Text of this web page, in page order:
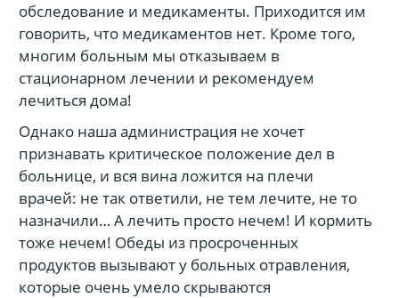
обследование и медикаменты. Приходится им
говорить, что медикаментов нет. Кроме того,
многим больным мы отказываем в
стационарном лечении и рекомендуем
лечиться дома!
Однако наша администрация не хочет
признавать критическое положение дел в
больнице, и вся вина ложится на плечи
врачей: не так ответили, не тем лечите, не то
назначили… А лечить просто нечем! И кормить
тоже нечем! Обеды из просроченных
продуктов вызывают у больных отравления,
которые очень умело скрываются